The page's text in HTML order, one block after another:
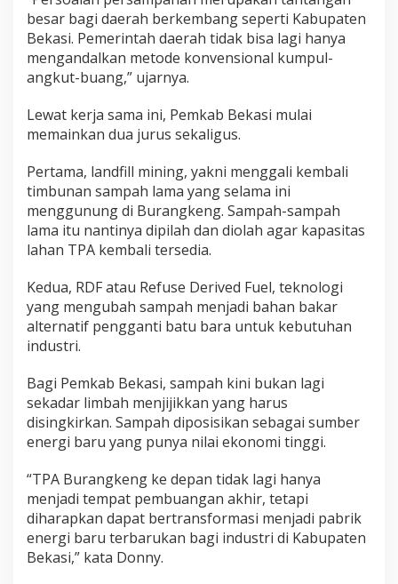
besar bagi daerah berkembang seperti Kabupaten
Bekasi. Pemerintah daerah tidak bisa lagi hanya
mengandalkan metode konvensional kumpul-
angkut-buang,” ujarnya.
Lewat kerja sama ini, Pemkab Bekasi mulai
memainkan dua jurus sekaligus.
Pertama, landfill mining, yakni menggali kembali
timbunan sampah lama yang selama ini
menggunung di Burangkeng. Sampah-sampah
lama itu nantinya dipilah dan diolah agar kapasitas
lahan TPA kembali tersedia.
Kedua, RDF atau Refuse Derived Fuel, teknologi
yang mengubah sampah menjadi bahan bakar
alternatif pengganti batu bara untuk kebutuhan
industri.
Bagi Pemkab Bekasi, sampah kini bukan lagi
sekadar limbah menjijikkan yang harus
disingkirkan. Sampah diposisikan sebagai sumber
energi baru yang punya nilai ekonomi tinggi.
“TPA Burangkeng ke depan tidak lagi hanya
menjadi tempat pembuangan akhir, tetapi
diharapkan dapat bertransformasi menjadi pabrik
energi baru terbarukan bagi industri di Kabupaten
Bekasi,” kata Donny.